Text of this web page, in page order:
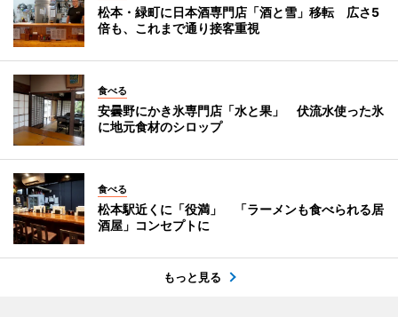
松本・緑町に日本酒専門店「酒と雪」移転 広さ5
倍も、これまで通り接客重視
食べる
安曇野にかき氷専門店「水と果」 伏流水使った氷
に地元食材のシロップ
食べる
松本駅近くに「役満」 「ラーメンも食べられる居
酒屋」コンセプトに
もっと見る